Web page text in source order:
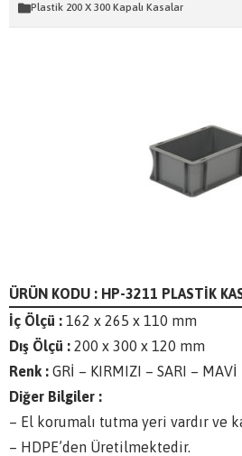
Plastik 200 X 300 Kapalı Kasalar
ÜRÜN KODU : HP-3211 PLASTİK
İç Ölçü : 162 x 265 x 110 mm
Dış Ölçü : 200 x 300 x 120 mm
Renk : GRİ – KIRMIZI – SARI – MAVİ
Diğer Bilgiler :
– El korumalı tutma yeri vardır ve
– HDPE’den Üretilmektedir.